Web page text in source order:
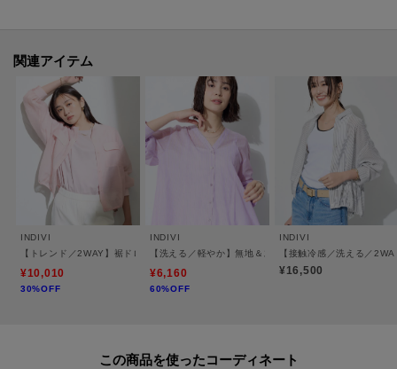
-・-・-・-・-・-・-・-・-・-・-・-・-・-・-・-・-・-・-・-・-・-
■気になるアイテムは『お気に入り登録』がおすすめです！■
[お気に入り登録とは？]
オンラインサイトの各アイテムにある「♡マーク」を
クリックして簡単に追加できます！
[おすすめPOINT]
お得な情報をGETできます！！
再入荷通知や、値下げ情報・在庫状況をメルマガにてお知らせ♪
マイページでお気に入り一覧をチェックでき、
関連アイテム
INDIVI
【トレンド／2WAY】裾ドロスト付きシアーブラウスブルゾン
¥10,010
30%OFF
INDIVI
【洗える／軽やか】無地＆ストライプ柄 切替タックブラ
¥6,160
60%OFF
INDIVI
【接触冷感／洗える／
¥16,500
この商品を使った